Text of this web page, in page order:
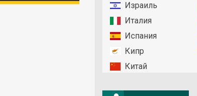
Израиль
Италия
Испания
Кипр
Китай